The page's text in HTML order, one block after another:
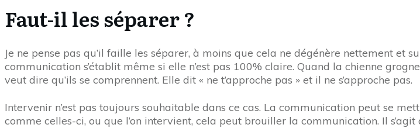
Faut-il les séparer ?
Je ne pense pas qu’il faille les séparer, à moins que cela ne dégénère nettement et
communication s’établit même si elle n’est pas 100% claire. Quand la chienne
veut dire qu’ils se comprennent. Elle dit « ne t’approche pas » et il ne s’approche pas.
Intervenir n’est pas toujours souhaitable dans ce cas. La communication peut se
comme celles-ci, ou que l’on intervient, cela peut brouiller la communication. Il